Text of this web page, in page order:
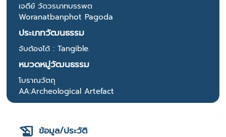
เจดีย์ วัดวรนาทบรรพต
Woranatbanphot Pagoda
ประเภทวัฒนธรรม
จับต้องได้ : Tangible.
หมวดหมู่วัฒนธรรม
โบราณวัตถุ
AA:Archeological Artefact
ข้อมูล/ประวัติ